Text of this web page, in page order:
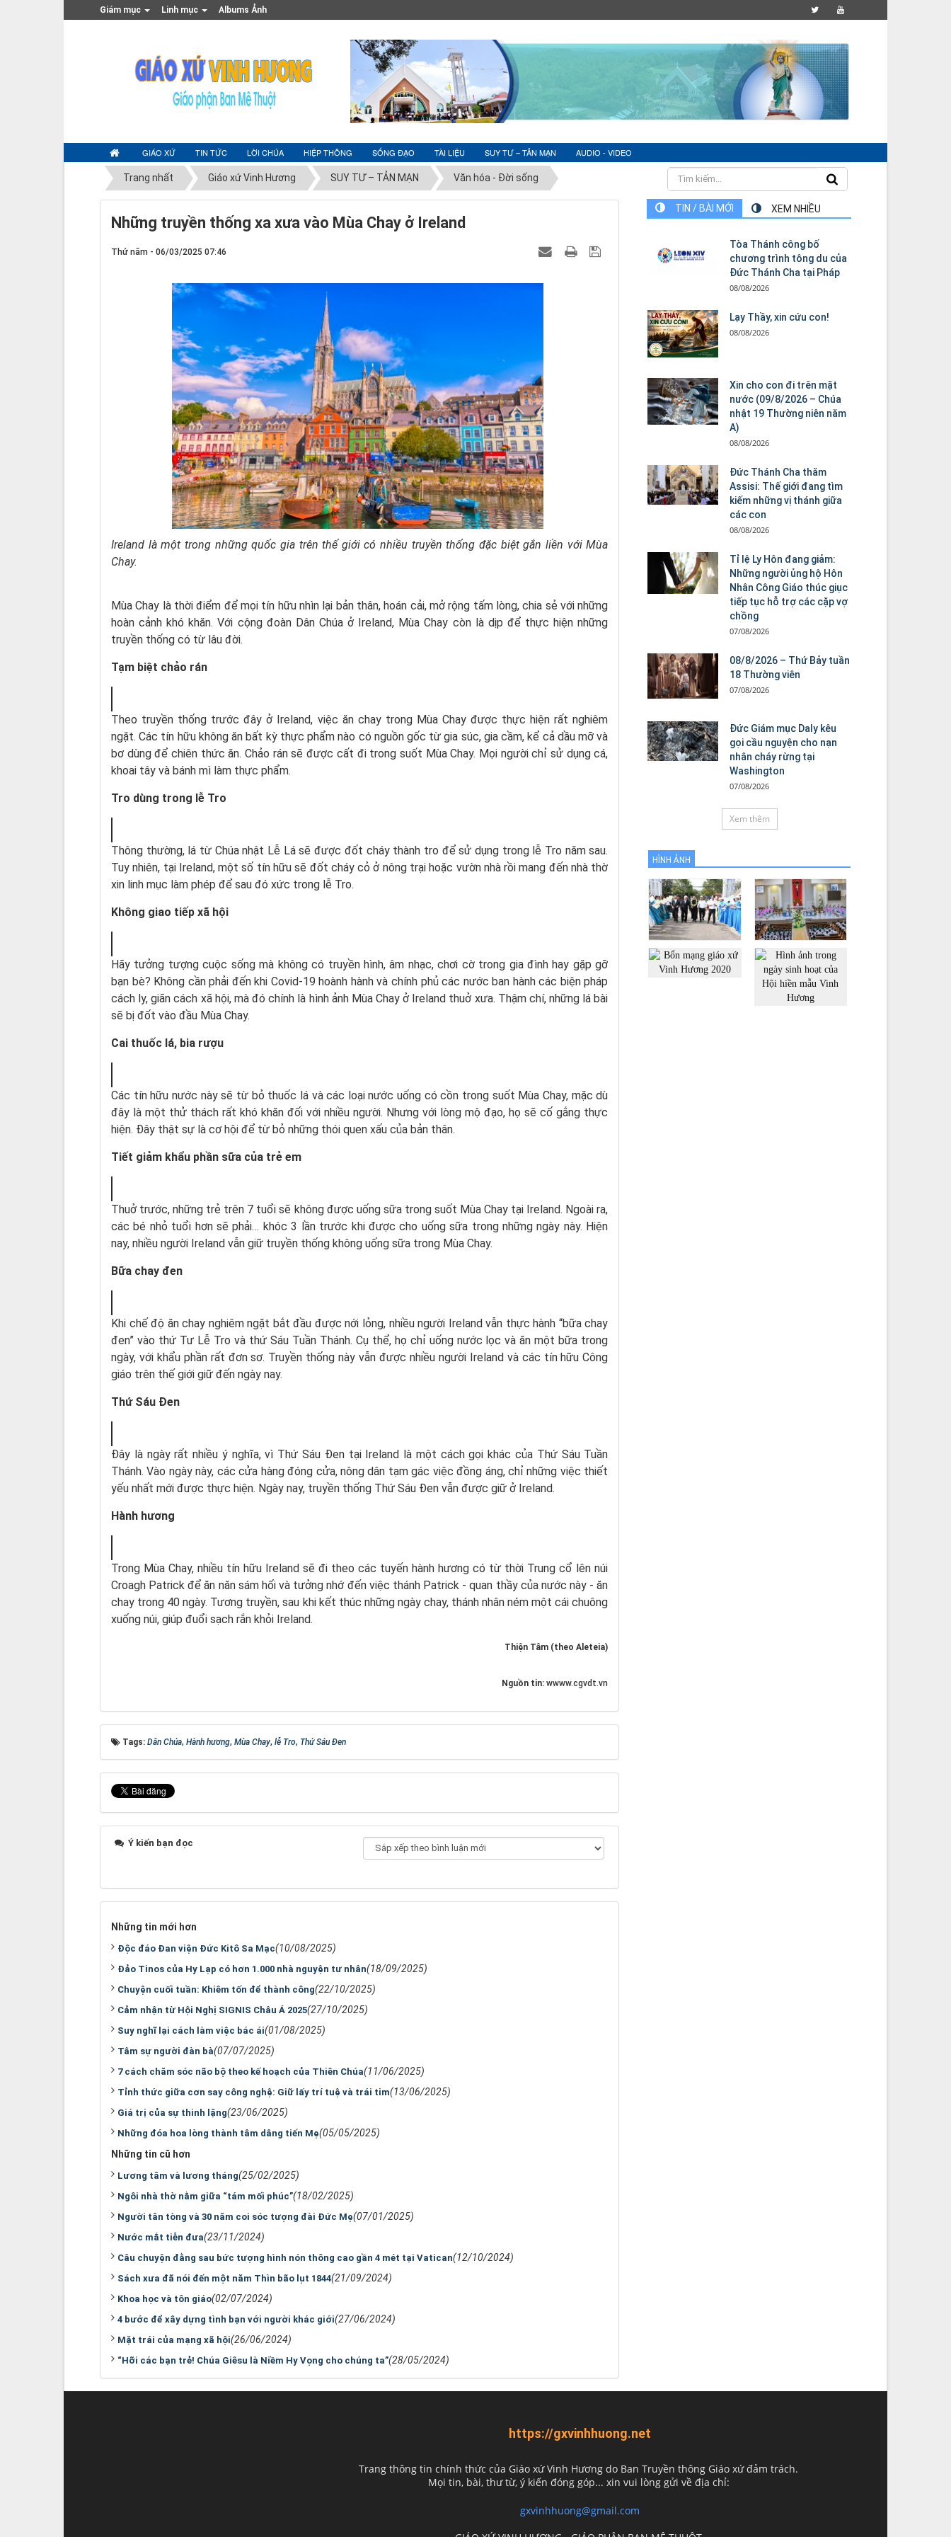
Giám mục Linh mục Albums Ảnh
GIÁO XỨ TIN TỨC LỜI CHÚA HIỆP THÔNG SỐNG ĐẠO TÀI LIỆU SUY TƯ – TẢN MẠN AUDIO - VIDEO
Trang nhất Giáo xứ Vinh Hương SUY TƯ – TẢN MẠN Văn hóa - Đời sống
Những truyền thống xa xưa vào Mùa Chay ở Ireland
Thứ năm - 06/03/2025 07:46
Ireland là một trong những quốc gia trên thế giới có nhiều truyền thống đặc biệt gắn liền với Mùa
Chay.
Mùa Chay là thời điểm để mọi tín hữu nhìn lại bản thân, hoán cải, mở rộng tấm lòng, chia sẻ với những
hoàn cảnh khó khăn. Với cộng đoàn Dân Chúa ở Ireland, Mùa Chay còn là dịp để thực hiện những
truyền thống có từ lâu đời.
Tạm biệt chảo rán
Theo truyền thống trước đây ở Ireland, việc ăn chay trong Mùa Chay được thực hiện rất nghiêm
ngặt. Các tín hữu không ăn bất kỳ thực phẩm nào có nguồn gốc từ gia súc, gia cầm, kể cả dầu mỡ và
bơ dùng để chiên thức ăn. Chảo rán sẽ được cất đi trong suốt Mùa Chay. Mọi người chỉ sử dụng cá,
khoai tây và bánh mì làm thực phẩm.
Tro dùng trong lễ Tro
Thông thường, lá từ Chúa nhật Lễ Lá sẽ được đốt cháy thành tro để sử dụng trong lễ Tro năm sau.
Tuy nhiên, tại Ireland, một số tín hữu sẽ đốt cháy cỏ ở nông trại hoặc vườn nhà rồi mang đến nhà thờ
xin linh mục làm phép để sau đó xức trong lễ Tro.
Không giao tiếp xã hội
Hãy tưởng tượng cuộc sống mà không có truyền hình, âm nhạc, chơi cờ trong gia đình hay gặp gỡ
bạn bè? Không cần phải đến khi Covid-19 hoành hành và chính phủ các nước ban hành các biện pháp
cách ly, giãn cách xã hội, mà đó chính là hình ảnh Mùa Chay ở Ireland thuở xưa. Thậm chí, những lá bài
sẽ bị đốt vào đầu Mùa Chay.
Cai thuốc lá, bia rượu
Các tín hữu nước này sẽ từ bỏ thuốc lá và các loại nước uống có cồn trong suốt Mùa Chay, mặc dù
đây là một thử thách rất khó khăn đối với nhiều người. Nhưng với lòng mộ đạo, họ sẽ cố gắng thực
hiện. Ðây thật sự là cơ hội để từ bỏ những thói quen xấu của bản thân.
Tiết giảm khẩu phần sữa của trẻ em
Thuở trước, những trẻ trên 7 tuổi sẽ không được uống sữa trong suốt Mùa Chay tại Ireland. Ngoài ra,
các bé nhỏ tuổi hơn sẽ phải… khóc 3 lần trước khi được cho uống sữa trong những ngày này. Hiện
nay, nhiều người Ireland vẫn giữ truyền thống không uống sữa trong Mùa Chay.
Bữa chay đen
Khi chế độ ăn chay nghiêm ngặt bắt đầu được nới lỏng, nhiều người Ireland vẫn thực hành “bữa chay
đen” vào thứ Tư Lễ Tro và thứ Sáu Tuần Thánh. Cụ thể, họ chỉ uống nước lọc và ăn một bữa trong
ngày, với khẩu phần rất đơn sơ. Truyền thống này vẫn được nhiều người Ireland và các tín hữu Công
giáo trên thế giới giữ đến ngày nay.
Thứ Sáu Ðen
Ðây là ngày rất nhiều ý nghĩa, vì Thứ Sáu Ðen tại Ireland là một cách gọi khác của Thứ Sáu Tuần
Thánh. Vào ngày này, các cửa hàng đóng cửa, nông dân tạm gác việc đồng áng, chỉ những việc thiết
yếu nhất mới được thực hiện. Ngày nay, truyền thống Thứ Sáu Ðen vẫn được giữ ở Ireland.
Hành hương
Trong Mùa Chay, nhiều tín hữu Ireland sẽ đi theo các tuyến hành hương có từ thời Trung cổ lên núi
Croagh Patrick để ăn năn sám hối và tưởng nhớ đến việc thánh Patrick - quan thầy của nước này - ăn
chay trong 40 ngày. Tương truyền, sau khi kết thúc những ngày chay, thánh nhân ném một cái chuông
xuống núi, giúp đuổi sạch rắn khỏi Ireland.
Thiện Tâm (theo Aleteia)
Nguồn tin:wwww.cgvdt.vn
Tags: Dân Chúa, Hành hương, Mùa Chay, lễ Tro, Thứ Sáu Ðen
Ý kiến bạn đọc
Những tin mới hơn
Ðộc đáo Ðan viện Ðức Kitô Sa Mạc(10/08/2025)
Đảo Tinos của Hy Lạp có hơn 1.000 nhà nguyện tư nhân(18/09/2025)
Chuyện cuối tuần: Khiêm tốn để thành công(22/10/2025)
Cảm nhận từ Hội Nghị SIGNIS Châu Á 2025(27/10/2025)
Suy nghĩ lại cách làm việc bác ái(01/08/2025)
Tâm sự người đàn bà(07/07/2025)
7 cách chăm sóc não bộ theo kế hoạch của Thiên Chúa(11/06/2025)
Tỉnh thức giữa cơn say công nghệ: Giữ lấy trí tuệ và trái tim(13/06/2025)
Giá trị của sự thinh lặng(23/06/2025)
Những đóa hoa lòng thành tâm dâng tiến Mẹ(05/05/2025)
Những tin cũ hơn
Lương tâm và lương tháng(25/02/2025)
Ngôi nhà thờ nằm giữa “tám mối phúc”(18/02/2025)
Người tân tòng và 30 năm coi sóc tượng đài Ðức Mẹ(07/01/2025)
Nước mắt tiễn đưa(23/11/2024)
Câu chuyện đằng sau bức tượng hình nón thông cao gần 4 mét tại Vatican(12/10/2024)
Sách xưa đã nói đến một năm Thìn bão lụt 1844(21/09/2024)
Khoa học và tôn giáo(02/07/2024)
4 bước để xây dựng tình bạn với người khác giới(27/06/2024)
Mặt trái của mạng xã hội(26/06/2024)
“Hỡi các bạn trẻ! Chúa Giêsu là Niềm Hy Vọng cho chúng ta”(28/05/2024)
TIN / BÀI MỚI XEM NHIỀU
Tòa Thánh công bố
chương trình tông du của
Đức Thánh Cha tại Pháp
08/08/2026
Lạy Thầy, xin cứu con!
08/08/2026
Xin cho con đi trên mặt
nước (09/8/2026 – Chúa
nhật 19 Thường niên năm
A)
08/08/2026
Đức Thánh Cha thăm
Assisi: Thế giới đang tìm
kiếm những vị thánh giữa
các con
08/08/2026
Tỉ lệ Ly Hôn đang giảm:
Những người ủng hộ Hôn
Nhân Công Giáo thúc giục
tiếp tục hỗ trợ các cặp vợ
chồng
07/08/2026
08/8/2026 – Thứ Bảy tuần
18 Thường viên
07/08/2026
Đức Giám mục Daly kêu
gọi cầu nguyện cho nạn
nhân cháy rừng tại
Washington
07/08/2026
Xem thêm
HÌNH ẢNH
https://gxvinhhuong.net
Trang thông tin chính thức của Giáo xứ Vinh Hương do Ban Truyền thông Giáo xứ đảm trách.
Mọi tin, bài, thư từ, ý kiến đóng góp... xin vui lòng gửi về địa chỉ:
gxvinhhuong@gmail.com